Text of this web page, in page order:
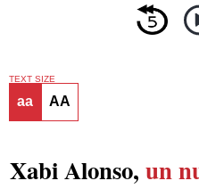
TEXT SIZE
aa AA
Xabi Alonso, un